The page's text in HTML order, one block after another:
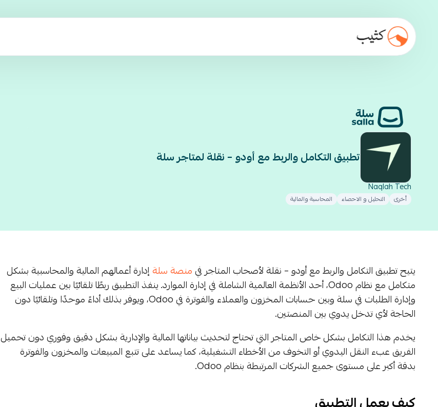
تطبيق التكامل والربط مع أودو – نقلة لمتاجر سلة
Naqlah Tech
أخرى التحليل و الاحصاء المحاسبة والمالية
يتيح تطبيق التكامل والربط مع أودو – نقلة لأصحاب المتاجر فيمنصة سلةإدارة أعمالهم المالية والمحاسبية بشكل
متكامل مع نظام Odoo، أحد الأنظمة العالمية الشاملة في إدارة الموارد. ينفذ التطبيق ربطًا تلقائيًا بين عمليات البيع
وإدارة الطلبات في سلة وبين حسابات المخزون والعملاء والفوترة في Odoo، ويوفر بذلك أداءً موحدًا وتلقائيًا دون
الحاجة لأي تدخل يدوي بين المنصتين.
يخدم هذا التكامل بشكل خاص المتاجر التي تحتاج لتحديث بياناتها المالية والإدارية بشكل دقيق وفوري دون تحميل
الفريق عبء النقل اليدوي أو التخوف من الأخطاء التشغيلية، كما يساعد على تتبع المبيعات والمخزون والفوترة
بدقة أكبر على مستوى جميع الشركات المرتبطة بنظام Odoo.